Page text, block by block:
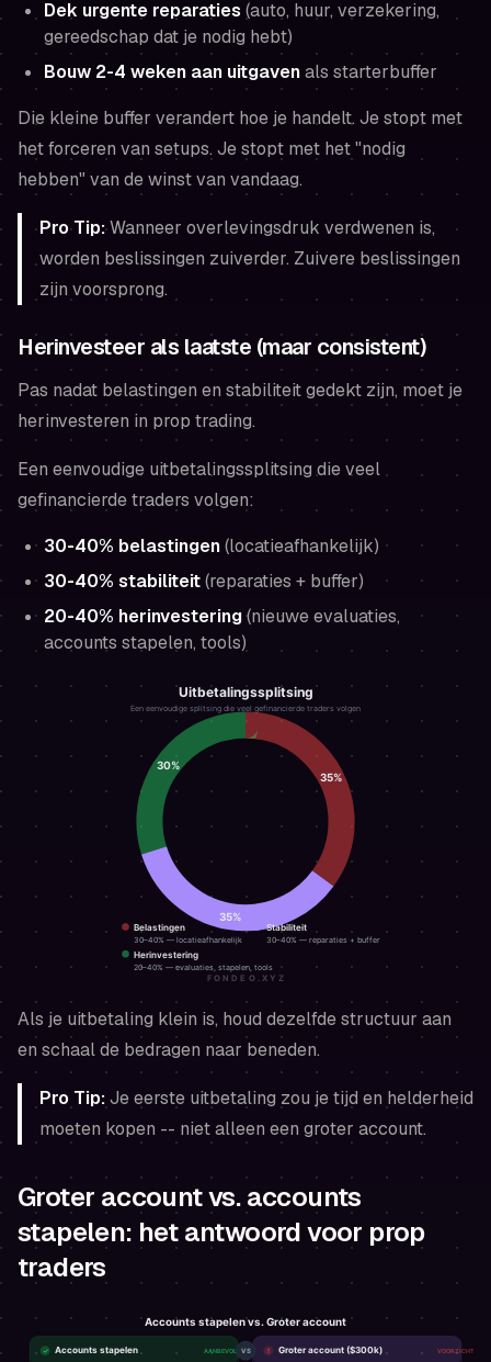
Dek urgente reparaties (auto, huur, verzekering,
gereedschap dat je nodig hebt)
Bouw 2-4 weken aan uitgavenals starterbuffer
Die kleine buffer verandert hoe je handelt. Je stopt met
het forceren van setups. Je stopt met het "nodig
hebben" van de winst van vandaag.
Pro Tip:Wanneer overlevingsdruk verdwenen is,
worden beslissingen zuiverder. Zuivere beslissingen
zijn voorsprong.
Herinvesteer als laatste (maar consistent)
Pas nadat belastingen en stabiliteit gedekt zijn, moet je
herinvesteren in prop trading.
Een eenvoudige uitbetalingssplitsing die veel
gefinancierde traders volgen:
30-40% belastingen(locatieafhankelijk)
30-40% stabiliteit(reparaties + buffer)
20-40% herinvestering(nieuwe evaluaties,
accounts stapelen, tools)
Als je uitbetaling klein is, houd dezelfde structuur aan
en schaal de bedragen naar beneden.
Pro Tip:Je eerste uitbetaling zou jetijd en helderheid
moeten kopen -- niet alleen een groter account.
Groter account vs. accounts
stapelen: het antwoord voor prop
traders